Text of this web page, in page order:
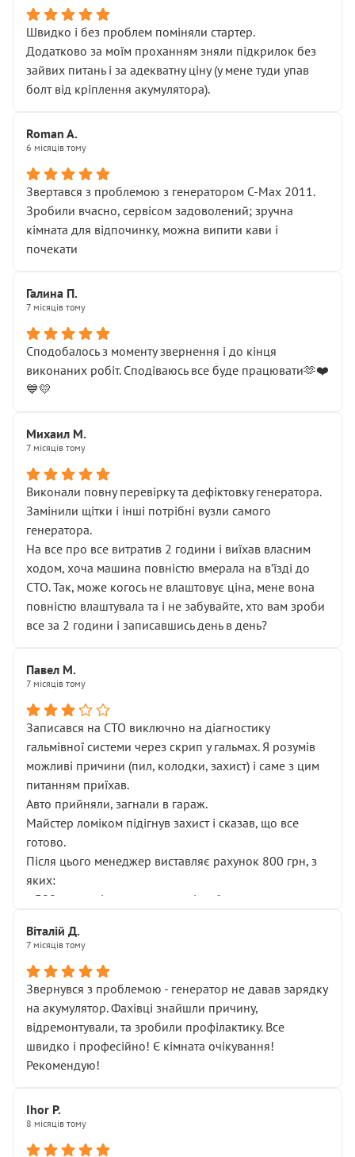
Швидко і без проблем поміняли стартер.
Додатково за моїм проханням зняли підкрилок без
зайвих питань і за адекватну ціну (у мене туди упав
болт від кріплення акумулятора).
Roman A.
6 місяців тому
Звертався з проблемою з генератором C-Max 2011.
Зробили вчасно, сервісом задоволений; зручна
кімната для відпочинку, можна випити кави і
почекати
Галина П.
7 місяців тому
Сподобалось з моменту звернення і до кінця
виконаних робіт. Сподіваюсь все буде працювати🫶❤️
💙💛
Михаил М.
7 місяців тому
Виконали повну перевірку та дефіктовку генератора.
Замінили щітки і інші потрібні вузли самого
генератора.
На все про все витратив 2 години і виїхав власним
ходом, хоча машина повністю вмерала на вʼїзді до
СТО. Так, може когось не влаштовує ціна, мене вона
повністю влаштувала та і не забувайте, хто вам зроби
все за 2 години і записавшись день в день?
Павел М.
7 місяців тому
Записався на СТО виключно на діагностику
гальмівної системи через скрип у гальмах. Я розумів
можливі причини (пил, колодки, захист) і саме з цим
питанням приїхав.
Авто прийняли, загнали в гараж.
Майстер ломіком підігнув захист і сказав, що все
готово.
Після цього менеджер виставляє рахунок 800 грн, з
яких:
• 300 грн — діагностика гальмівної системи
НЕ погоджував
послуга. Тим більше, я був поруч і жодної реальної
діагностики ходової не проводилось. Після
зауваження гроші за цю “послугу” повернули, що
лише підтвердило мою правоту.
Але головне — я виїжджаю з боксу, і скрип у гальмах
залишився таким самим, як і був. Тобто оплачена
Далі ситуація тільки погіршилась:
• сказали, що тепер “потрібно знімати колеса”
• що біля авто стояти вже не можна
Віталій Д.
7 місяців тому
Звернувся з проблемою - генератор не давав зарядку
на акумулятор. Фахівці знайшли причину,
відремонтували, та зробили профілактику. Все
швидко і професійно! Є кімната очікування!
Рекомендую!
Ihor P.
8 місяців тому